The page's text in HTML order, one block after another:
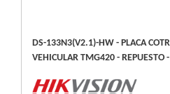
DS-133N3(V2.1)-HW - PLACA COTROLADORA PARA BARRERA
VEHICULAR TMG420 - REPUESTO -